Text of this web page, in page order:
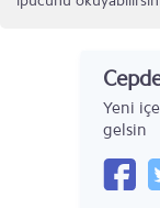
Yeni
gelsin